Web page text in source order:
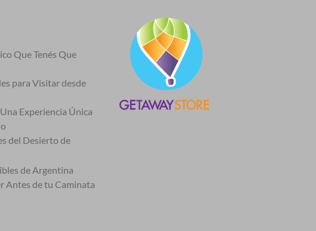
Que Tenés Que
para Visitar desde
Experiencia Única
del Desierto de
de Argentina
Antes de tu Caminata